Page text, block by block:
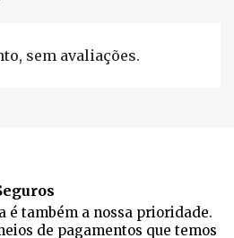
sem avaliações.
é também a nossa prioridade.
de pagamentos que temos